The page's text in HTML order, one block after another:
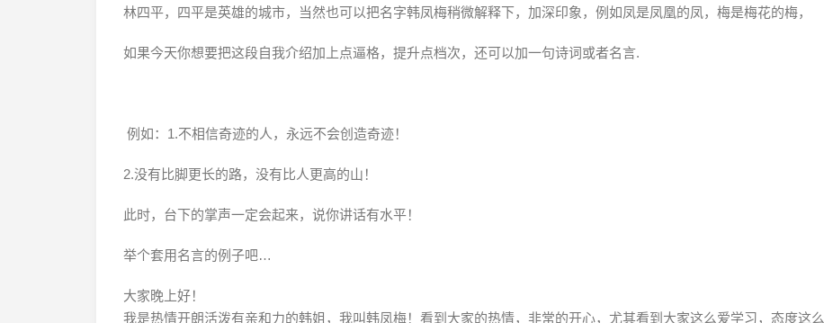
林四平，四平是英雄的城市，当然也可以把名字韩凤梅稍微解释下，加深印象，例如凤是凤凰的凤，梅是梅花的梅，
如果今天你想要把这段自我介绍加上点逼格，提升点档次，还可以加一句诗词或者名言.
例如：1.不相信奇迹的人，永远不会创造奇迹！
2.没有比脚更长的路，没有比人更高的山！
此时，台下的掌声一定会起来，说你讲话有水平！
举个套用名言的例子吧…
大家晚上好！
我是热情开朗活泼有亲和力的韩姐，我叫韩凤梅！看到大家的热情，非常的开心，尤其看到大家这么爱学习，态度这么